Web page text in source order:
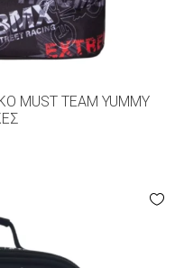
MUST TEAM YUMMY